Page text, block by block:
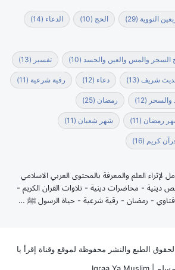
النووية (29) الحج (10) الدعاء (14)
السحر والمس والعين والحسد (10) تفسير (13)
شريف (13) دعاء (12) رقية شرعية (11)
والسحر (12) رمضان (25)
رمضان (11) شهر شعبان (11)
كريم (16)
لإثراء العلم والمعرفة بالمحتوى العربي الاسلامي
- محاضرات دينية - تلاوات القران الكريم -
- فتاوي - رمضان - رقية شرعية - حياة الرسول ﷺ …
الطبع والنشر محفوظة لموقع وقناة إقرأ يا
مسلم | Iqraa Ya Muslim